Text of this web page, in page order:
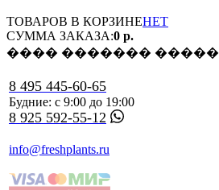
ТОВАРОВ В КОРЗИНЕНЕТ
СУММА ЗАКАЗА:0 р.
���� ������� �����
8 495 445-60-65
Будние: с 9:00 до 19:00
8 925 592-55-12
info@freshplants.ru